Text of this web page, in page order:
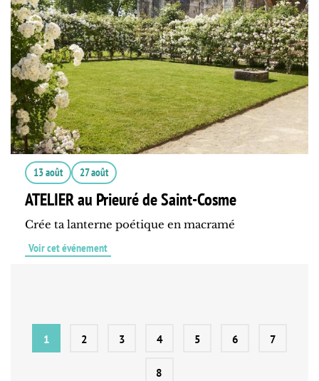
13 août 27 août
ATELIER au Prieuré de Saint-Cosme
Crée ta lanterne poétique en macramé
Voir cet événement
1 2 3 4 5 6 7
8